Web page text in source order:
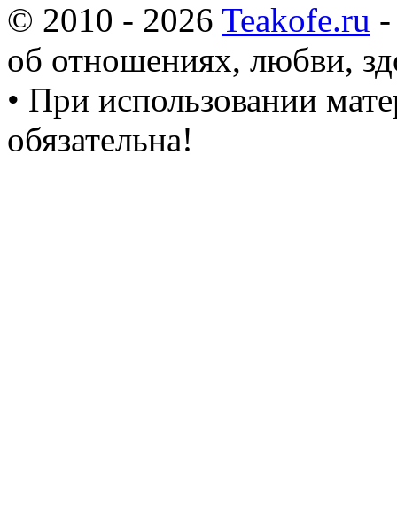
© 2010 - 2026 Teakofe.ru
об отношениях, любви,
• При использовании
обязательна!